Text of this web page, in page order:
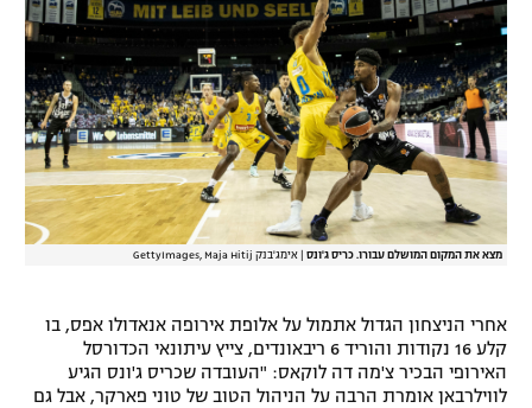
לוח דרושים – ג'ובנט
תגיות
המגזין
מצא את המקום המושלם עבורו. כריס ג'ונס אימג'בנק GettyImages, Maja Hitij
אחרי הניצחון הגדול אתמול על אלופת אירופה אנאדולו אפס, בו
קלע 16 נקודות והוריד 6 ריבאונדים, צייץ עיתונאי הכדורסל
האירופי הבכיר צ'מה דה לוקאס: "העובדה שכריס ג'ונס הגיע
לווילרבאן אומרת הרבה על הניהול הטוב של טוני פארקר, אבל גם